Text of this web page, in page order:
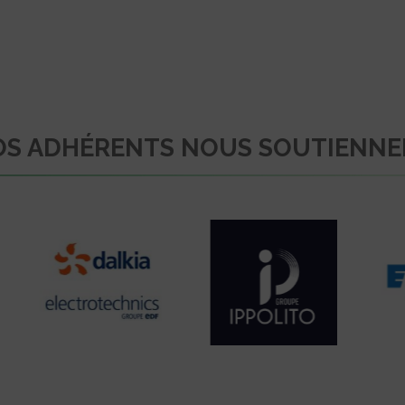
ADHÉRENTS NOUS